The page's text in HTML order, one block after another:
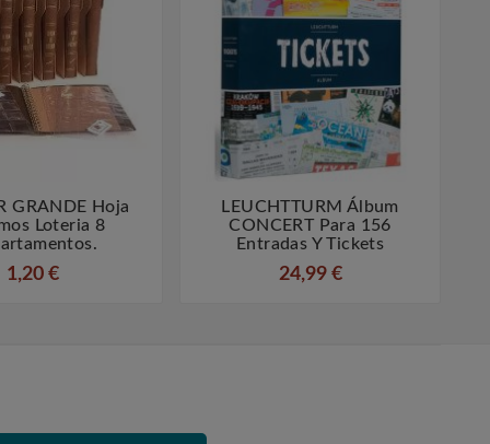

GRANDE Hoja
Loteria 8
1,20 €
 
LEUCHTTURM Álbum
CONCERT Para 156
Entradas Y Tickets
24,99 €